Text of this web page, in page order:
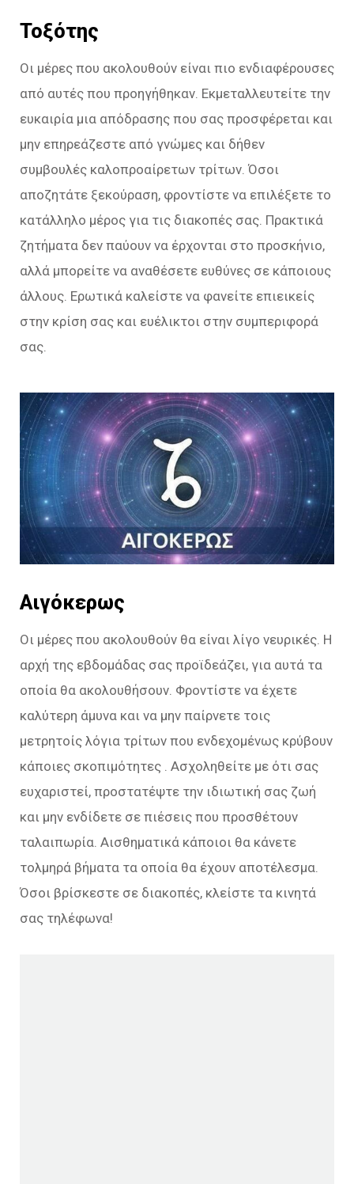
Τοξότης
Οι μέρες που ακολουθούν είναι πιο ενδιαφέρουσες
από αυτές που προηγήθηκαν. Εκμεταλλευτείτε την
ευκαιρία μια απόδρασης που σας προσφέρεται και
μην επηρεάζεστε από γνώμες και δήθεν
συμβουλές καλοπροαίρετων τρίτων. Όσοι
αποζητάτε ξεκούραση, φροντίστε να επιλέξετε το
κατάλληλο μέρος για τις διακοπές σας. Πρακτικά
ζητήματα δεν παύουν να έρχονται στο προσκήνιο,
αλλά μπορείτε να αναθέσετε ευθύνες σε κάποιους
άλλους. Ερωτικά καλείστε να φανείτε επιεικείς
στην κρίση σας και ευέλικτοι στην συμπεριφορά
σας.
Αιγόκερως
Οι μέρες που ακολουθούν θα είναι λίγο νευρικές. Η
αρχή της εβδομάδας σας προϊδεάζει, για αυτά τα
οποία θα ακολουθήσουν. Φροντίστε να έχετε
καλύτερη άμυνα και να μην παίρνετε τοις
μετρητοίς λόγια τρίτων που ενδεχομένως κρύβουν
κάποιες σκοπιμότητες . Ασχοληθείτε με ότι σας
ευχαριστεί, προστατέψτε την ιδιωτική σας ζωή
και μην ενδίδετε σε πιέσεις που προσθέτουν
ταλαιπωρία. Αισθηματικά κάποιοι θα κάνετε
τολμηρά βήματα τα οποία θα έχουν αποτέλεσμα.
Όσοι βρίσκεστε σε διακοπές, κλείστε τα κινητά
σας τηλέφωνα!